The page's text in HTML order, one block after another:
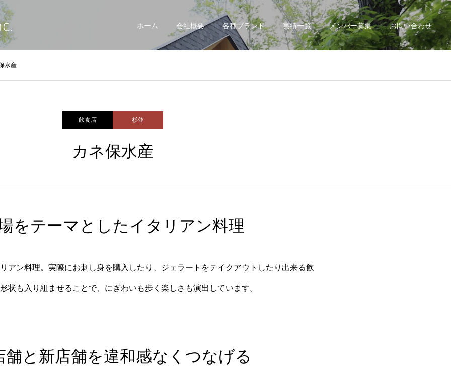
ホーム 会社概要 各種ブランド 実績一覧 メンバー募集 お問い合わせ
水産
飲食店 杉並
カネ保水産
をテーマとしたイタリアン料理
アン料理。実際にお刺し身を購入したり、ジェラートをテイクアウトしたり出来る飲
状も入り組ませることで、にぎわいも歩く楽しさも演出しています。
舗と新店舗を違和感なくつなげる